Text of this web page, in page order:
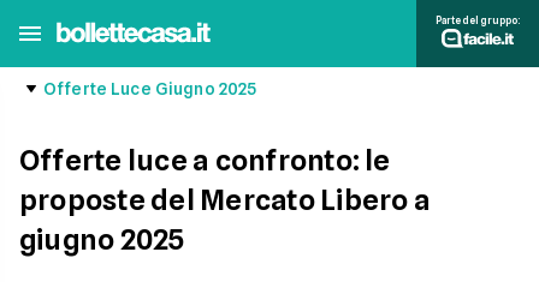
Parte del gruppo:
Offerte Luce Giugno 2025
Offerte luce a confronto: le
proposte del Mercato Libero a
giugno 2025